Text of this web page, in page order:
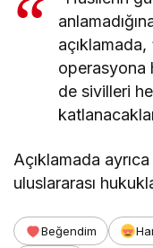
açıklamada,
operasyona
de sivilleri
Açıklamada
uluslararası
Beğendim